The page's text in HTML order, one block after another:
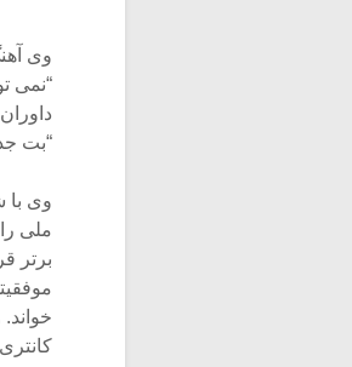
“بت
وی با
برتر